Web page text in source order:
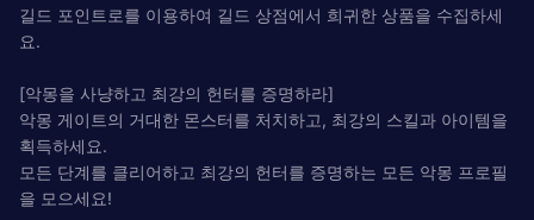
길드 포인트로를 이용하여 길드 상점에서 희귀한 상품을 수집하세
요.
[악몽을 사냥하고 최강의 헌터를 증명하라]
악몽 게이트의 거대한 몬스터를 처치하고, 최강의 스킬과 아이템을
획득하세요.
모든 단계를 클리어하고 최강의 헌터를 증명하는 모든 악몽 프로필
을 모으세요!